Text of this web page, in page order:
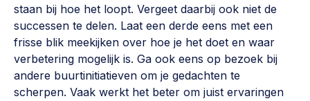
staan bij hoe het loopt. Vergeet daarbij ook niet de
successen te delen. Laat een derde eens met een
frisse blik meekijken over hoe je het doet en waar
verbetering mogelijk is. Ga ook eens op bezoek bij
andere buurtinitiatieven om je gedachten te
scherpen. Vaak werkt het beter om juist ervaringen